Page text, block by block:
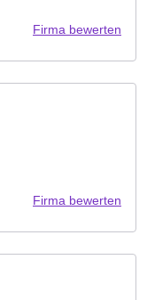
Firma bewerten
Firma bewerten